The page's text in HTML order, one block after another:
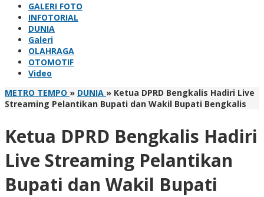
GALERI FOTO
INFOTORIAL
DUNIA
Galeri
OLAHRAGA
OTOMOTIF
Video
METRO TEMPO » DUNIA » Ketua DPRD Bengkalis Hadiri Live
Streaming Pelantikan Bupati dan Wakil Bupati Bengkalis
Ketua DPRD Bengkalis Hadiri
Live Streaming Pelantikan
Bupati dan Wakil Bupati